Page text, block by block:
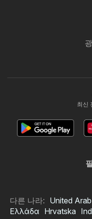
최신
다른 나라: United
Ελλάδα Hrvatska